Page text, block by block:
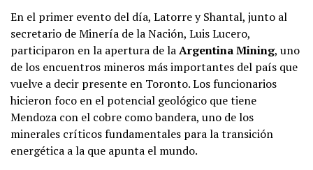
En el primer evento del día, Latorre y Shantal, junto al
secretario de Minería de la Nación, Luis Lucero,
participaron en la apertura de laArgentina Mining, uno
de los encuentros mineros más importantes del país que
vuelve a decir presente en Toronto. Los funcionarios
hicieron foco en el potencial geológico que tiene
Mendoza con el cobre como bandera, uno de los
minerales críticos fundamentales para la transición
energética a la que apunta el mundo.